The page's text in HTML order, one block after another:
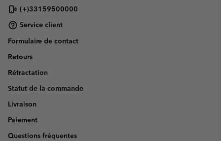
(+)33159500000
Service client
Formulaire de contact
Retours
Rétractation
Statut de la commande
Livraison
Paiement
Questions fréquentes